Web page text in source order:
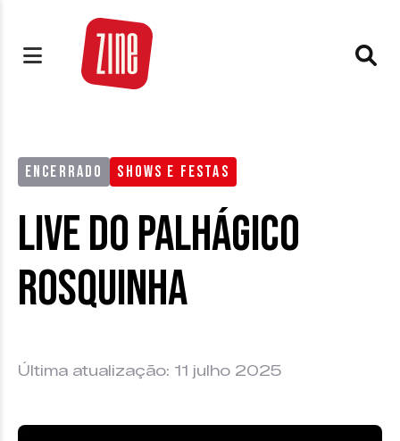
ENCERRADO SHOWS E FESTAS
Live do Palhágico
Rosquinha
Última atualização: 11 julho 2025